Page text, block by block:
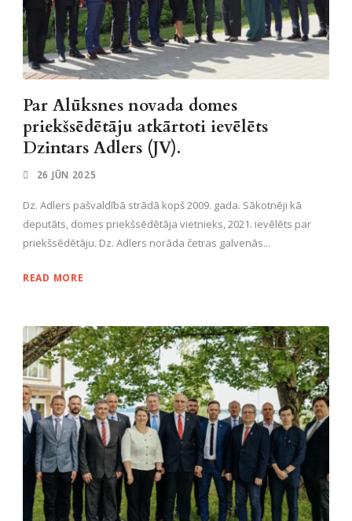
Par Alūksnes novada domes
priekšsēdētāju atkārtoti ievēlēts
Dzintars Adlers (JV).
26 JŪN 2025
Dz. Adlers pašvaldībā strādā kopš 2009. gada. Sākotnēji kā
deputāts, domes priekšsēdētāja vietnieks, 2021. ievēlēts par
priekšsēdētāju. Dz. Adlers norāda četras galvenās...
READ MORE